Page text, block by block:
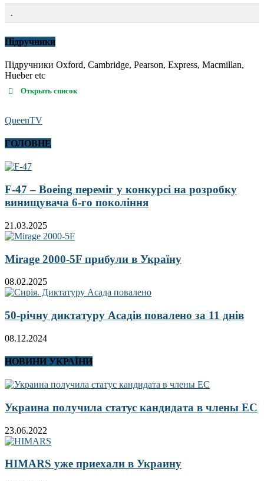
.
Підручники
Підручники Oxford, Cambridge, Pearson, Express, Macmillan,
Hueber etc
Открыть список
QueenTV
ГОЛОВНЕ
F-47 – Boeing переміг у конкурсі на розробку
винищувача 6-го покоління
21.03.2025
Mirage 2000-5F прибули в Україну
08.02.2025
50-річну диктатуру Асадів повалено за 11 днів
08.12.2024
НОВИНИ УКРАЇНИ
Украина получила статус кандидата в члены ЕС
23.06.2022
HIMARS уже приехали в Украину